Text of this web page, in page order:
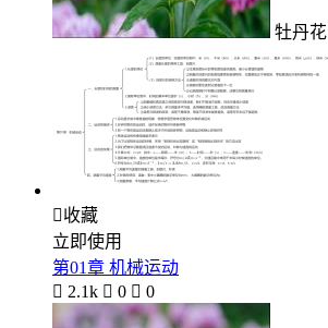
牡丹花
收藏
立即使用
第01章 机械运动
 2.1k  0  0